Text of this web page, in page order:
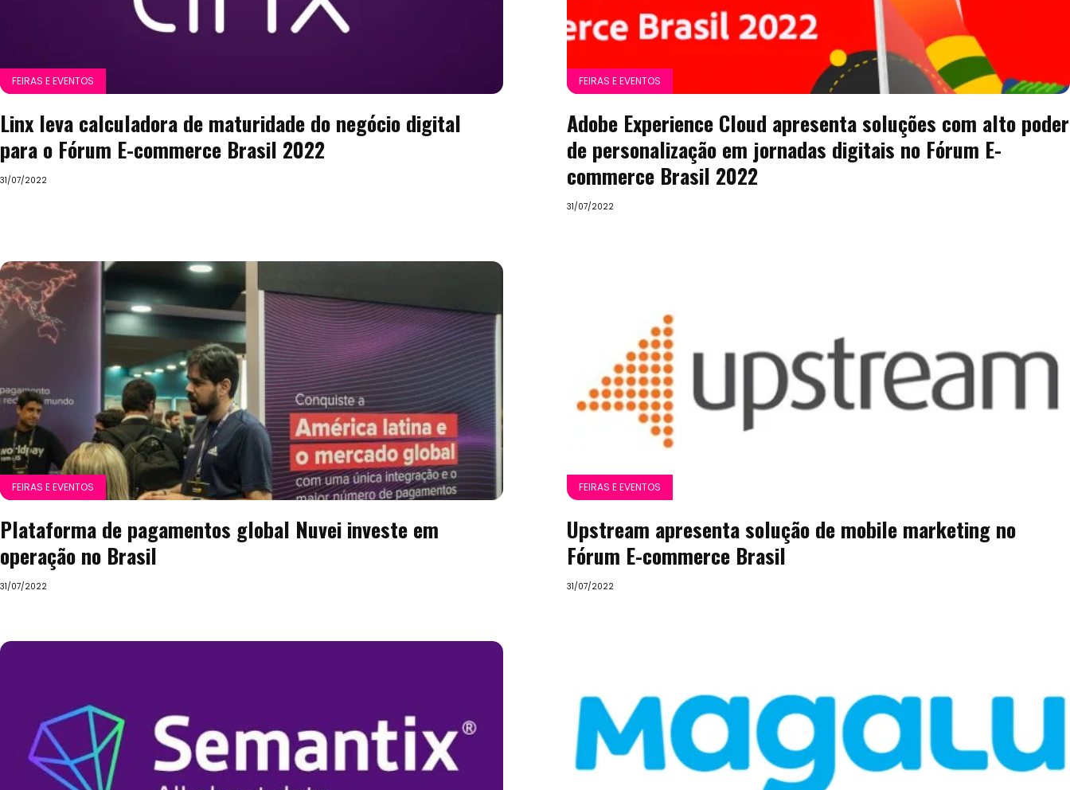
FEIRAS E EVENTOS
Linx leva calculadora de maturidade do negócio digital
para o Fórum E-commerce Brasil 2022
31/07/2022
FEIRAS E EVENTOS
Adobe Experience Cloud apresenta soluções com alto poder
de personalização em jornadas digitais no Fórum E-
commerce Brasil 2022
31/07/2022
FEIRAS E EVENTOS
Plataforma de pagamentos global Nuvei investe em
operação no Brasil
31/07/2022
FEIRAS E EVENTOS
Upstream apresenta solução de mobile marketing no
Fórum E-commerce Brasil
31/07/2022